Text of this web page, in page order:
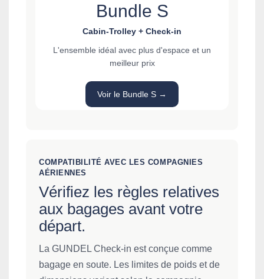
Bundle S
Cabin-Trolley + Check-in
L'ensemble idéal avec plus d'espace et un
meilleur prix
Voir le Bundle S →
COMPATIBILITÉ AVEC LES COMPAGNIES
AÉRIENNES
Vérifiez les règles relatives
aux bagages avant votre
départ.
La GUNDEL Check-in est conçue comme
bagage en soute. Les limites de poids et de